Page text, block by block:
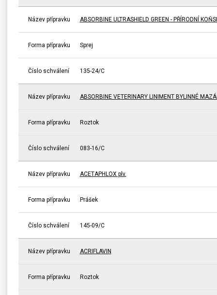
Název přípravku ABSORBINE ULTRASHIELD GREEN - PŘÍRODNÍ
Forma přípravku Sprej
Číslo schválení 135-24/C
Název přípravku ABSORBINE VETERINARY LINIMENT BYLINNÉ
Forma přípravku Roztok
Číslo schválení 083-16/C
Název přípravku ACETAPHLOX plv.
Forma přípravku Prášek
Číslo schválení 145-09/C
Název přípravku ACRIFLAVIN
Forma přípravku Roztok